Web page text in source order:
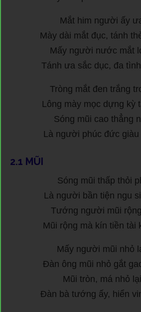
Mắt him người ấy
Mày dài mắt đục, tánh
Mấy người nước mắt
Tánh ưa sắc dục, đa
Tròng mắt đen trắng
Lông mày mọc dựng kỳ
Sóng mũi cao thẳng
Là người phúc đức giàu
2.1 MŨI
Sóng mũi thấp thỏi
Là người bần tiện ngu
Tướng người mũi
Mũi rộng mà kín tiền tài
Mấy người mũi nhỏ
Đàn ông mũi nhỏ gắt
Mũi tròn, má nhỏ
Đàn bà tướng ấy, hiển